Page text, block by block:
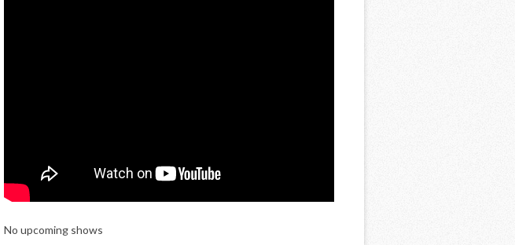
No upcoming shows